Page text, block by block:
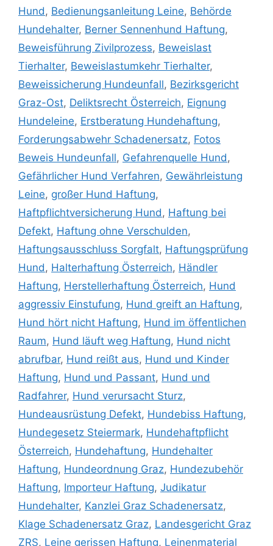
Hund, Bedienungsanleitung Leine, Behörde
Hundehalter, Berner Sennenhund Haftung,
Beweisführung Zivilprozess, Beweislast
Tierhalter, Beweislastumkehr Tierhalter,
Beweissicherung Hundeunfall, Bezirksgericht
Graz-Ost, Deliktsrecht Österreich, Eignung
Hundeleine, Erstberatung Hundehaftung,
Forderungsabwehr Schadenersatz, Fotos
Beweis Hundeunfall, Gefahrenquelle Hund,
Gefährlicher Hund Verfahren, Gewährleistung
Leine, großer Hund Haftung,
Haftpflichtversicherung Hund, Haftung bei
Defekt, Haftung ohne Verschulden,
Haftungsausschluss Sorgfalt, Haftungsprüfung
Hund, Halterhaftung Österreich, Händler
Haftung, Herstellerhaftung Österreich, Hund
aggressiv Einstufung, Hund greift an Haftung,
Hund hört nicht Haftung, Hund im öffentlichen
Raum, Hund läuft weg Haftung, Hund nicht
abrufbar, Hund reißt aus, Hund und Kinder
Haftung, Hund und Passant, Hund und
Radfahrer, Hund verursacht Sturz,
Hundeausrüstung Defekt, Hundebiss Haftung,
Hundegesetz Steiermark, Hundehaftpflicht
Österreich, Hundehaftung, Hundehalter
Haftung, Hundeordnung Graz, Hundezubehör
Haftung, Importeur Haftung, Judikatur
Hundehalter, Kanzlei Graz Schadenersatz,
Klage Schadenersatz Graz, Landesgericht Graz
ZRS, Leine gerissen Haftung, Leinenmaterial